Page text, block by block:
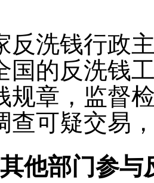
反洗钱行政
国的反洗钱
规章，监督
查可疑交易
他部门参